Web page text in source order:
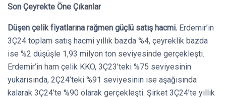
Son Çeyrekte Öne Çıkanlar
Düşen çelik fiyatlarına rağmen güçlü satış hacmi. Erdemir’in
3Ç24 toplam satış hacmi yıllık bazda %4, çeyreklik bazda
ise %2 düşüşle 1,93 milyon ton seviyesinde gerçekleşti.
Erdemir’in ham çelik KKO, 3Ç23’teki %75 seviyesinin
yukarısında, 2Ç24’teki %91 seviyesinin ise aşağısında
kalarak 3Ç24’te %90 olarak gerçekleşti. Şirket 3Ç24’te yıllık